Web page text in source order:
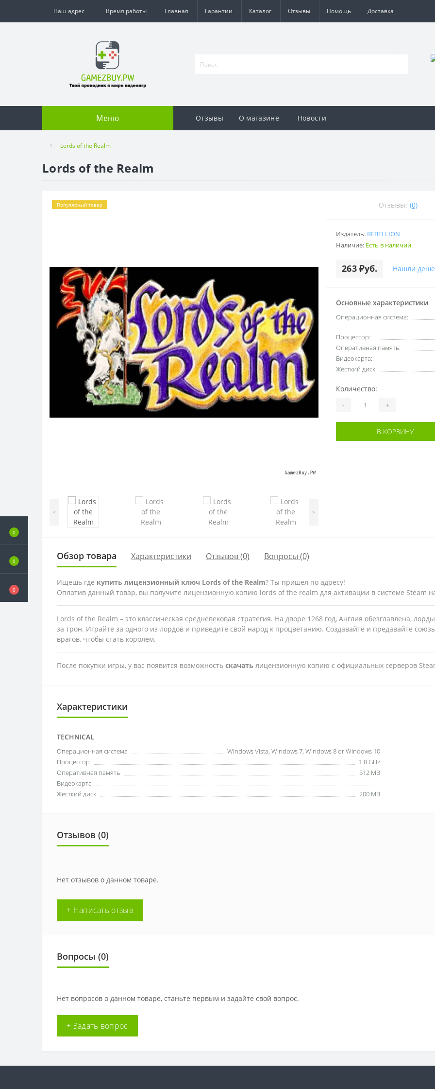
0
0
0
Наш адрес Время работы Главная Гарантии Каталог Отзывы Помощь Доставка
Меню Отзывы О магазине Новости
Lords of the Realm
Lords of the Realm
Популярный товар
< >
Отзывы: (0)
Издатель: REBELLION
Наличие: Есть в наличии
263 ₽уб. Нашли
Основные характеристики
Операционная система:
Процессор:
Оперативная память:
Видеокарта:
Жесткий диск:
Количество:
- +
В КОРЗИНУ
Обзор товара Характеристики Отзывов (0) Вопросы (0)
Ищешь где купить лицензионный ключ Lords of the Realm? Ты пришел по адресу!
Оплатив данный товар, вы получите лицензионную копию lords of the realm для активации в системе Steam
Lords of the Realm – это классическая средневековая стратегия. На дворе 1268 год, Англия обезглавлена,
за трон. Играйте за одного из лордов и приведите свой народ к процветанию. Создавайте и предавайте
врагов, чтобы стать королём.
После покупки игры, у вас появится возможность скачать лицензионную копию с официальных серверов
Характеристики
TECHNICAL
Операционная система
Windows Vista, Windows 7, Windows 8 or Windows 10
Процессор
1.8 GHz
Оперативная память
512 MB
Видеокарта
Жесткий диск
200 MB
Отзывов (0)
Нет отзывов о данном товаре.
+ Написать отзыв
Вопросы (0)
Нет вопросов о данном товаре, станьте первым и задайте свой вопрос.
+ Задать вопрос